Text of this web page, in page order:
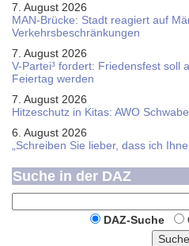
7. August 2026
MAN-Brücke: Stadt reagiert auf
Verkehrsbeschränkungen
7. August 2026
V-Partei­³ fordert: Friedens­fest soll
Feier­tag werden
7. August 2026
Hitzeschutz in Kitas: AWO
6. August 2026
„Schreiben Sie lieber, dass ich
Suche in der DAZ
DAZ-Suche